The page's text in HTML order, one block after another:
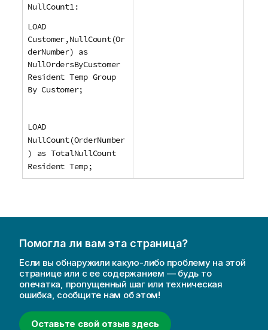
NullCount1:
LOAD
Customer,NullCount(Or
derNumber) as
NullOrdersByCustomer
Resident Temp Group
By Customer;
LOAD
NullCount(OrderNumber
) as TotalNullCount
Resident Temp;
Помогла ли вам эта страница?
Если вы обнаружили какую-либо проблему на этой
странице или с ее содержанием — будь то
опечатка, пропущенный шаг или техническая
ошибка, сообщите нам об этом!
Оставьте свой отзыв здесь